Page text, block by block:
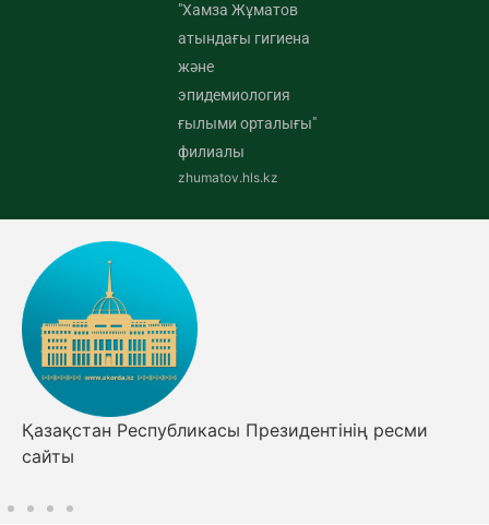
"Хамза Жұматов
атындағы гигиена
және
эпидемиология
ғылыми орталығы"
филиалы
zhumatov.hls.kz
Қазақстан Республикасы Президентінің ресми
сайты